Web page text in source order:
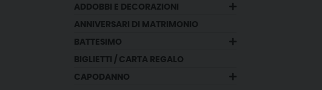
ADDOBBI E DECORAZIONI
ANNIVERSARI DI MATRIMONIO
BATTESIMO
BIGLIETTI / CARTA REGALO
CAPODANNO